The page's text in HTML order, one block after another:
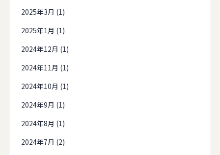
2025年3月 (1)
2025年1月 (1)
2024年12月 (1)
2024年11月 (1)
2024年10月 (1)
2024年9月 (1)
2024年8月 (1)
2024年7月 (2)